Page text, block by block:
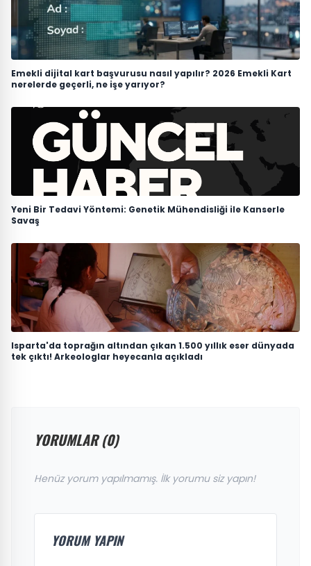
Emekli dijital kart başvurusu nasıl yapılır? 2026 Emekli Kart
nerelerde geçerli, ne işe yarıyor?
Yeni Bir Tedavi Yöntemi: Genetik Mühendisliği ile Kanserle
Savaş
Isparta'da toprağın altından çıkan 1.500 yıllık eser dünyada
tek çıktı! Arkeologlar heyecanla açıkladı
YORUMLAR (0)
Henüz yorum yapılmamış. İlk yorumu siz yapın!
YORUM YAPIN